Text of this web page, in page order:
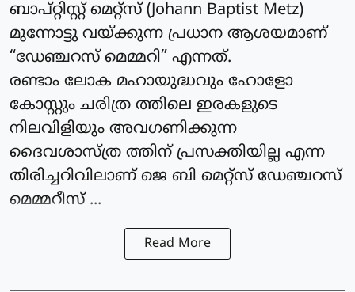
ബാപ്റ്റിസ്റ്റ് മെറ്റ്സ് (Johann Baptist Metz)
മുന്നോട്ടു വയ്ക്കുന്ന പ്രധാന ആശയമാണ്
“ഡേഞ്ചറസ് മെമ്മറി” എന്നത്.
രണ്ടാം ലോക മഹായുദ്ധവും ഹോളോ
കോസ്റ്റും ചരിത്ര ത്തിലെ ഇരകളുടെ
നിലവിളിയും അവഗണിക്കുന്ന
ദൈവശാസ്ത്ര ത്തിന് പ്രസക്തിയില്ല എന്ന
തിരിച്ചറിവിലാണ് ജെ ബി മെറ്റ്സ് ഡേഞ്ചറസ്
മെമ്മറീസ് ...
Read More